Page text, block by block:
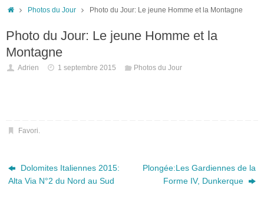
Photos du Jour Photo du Jour: Le jeune Homme et la Montagne
Photo du Jour: Le jeune Homme et la
Montagne
Adrien 1 septembre 2015 Photos du Jour
Favori.
Dolomites Italiennes 2015:
Alta Via N°2 du Nord au Sud
Plongée:Les Gardiennes de la
Forme IV, Dunkerque